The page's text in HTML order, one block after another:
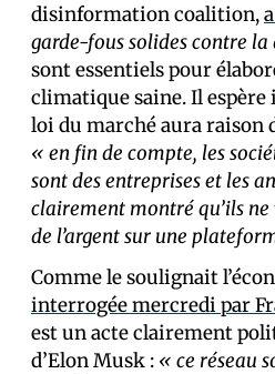
disinformation coalition,
garde-fous solides contre
sont essentiels pour
climatique saine. Il
loi du marché aura raison
« en fin de compte, les
sont des entreprises et les
clairement montré qu’ils
de l’argent sur une
Comme le soulignait
interrogée mercredi par
est un acte clairement
d’Elon Musk : « ce réseau